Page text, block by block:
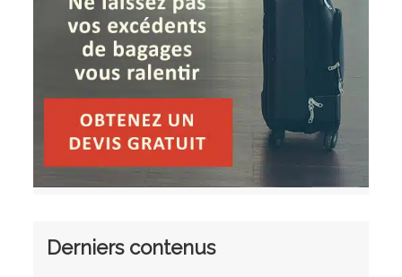
Derniers contenus